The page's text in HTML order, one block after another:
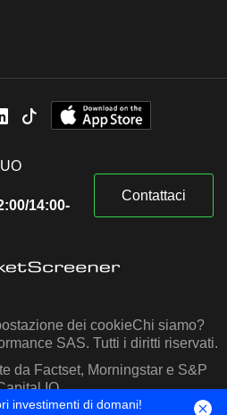
14:00-
Contattaci
dei cookieChi siamo?
SAS. Tutti i diritti riservati.
da Factset, Morningstar e S&P
IQ
investimenti di domani!